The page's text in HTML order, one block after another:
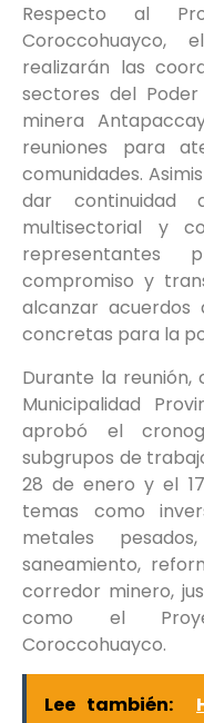
Respecto al
realizarán las
sectores del
minera
reuniones para
comunidades.
dar
multisectorial y
compromiso y
alcanzar acuerdos
concretas para la
Durante la
Municipalidad
aprobó el
subgrupos de
28 de enero y el
temas como
metales
saneamiento,
corredor minero,
como el
Coroccohuayco.
Lee también: